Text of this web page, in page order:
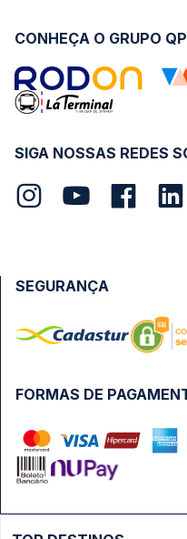
SIGA NOSSAS REDES
CONHEÇA O GRUPO
FORMAS DE
SEGURANÇA